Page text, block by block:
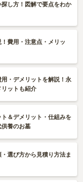
探し方！図解で要点をわか
費用・注意点・メリッ
・デメリットを解説！永
ットも紹介
＆デメリット・仕組みを
養のお墓
選び方から見積り方法ま